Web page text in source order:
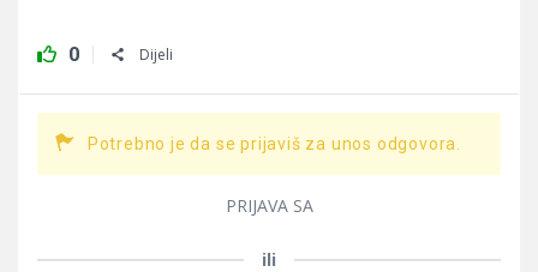
0 Dijeli
Potrebno je da se prijaviš za unos odgovora.
PRIJAVA SA
ili